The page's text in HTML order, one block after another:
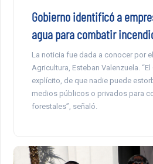
Gobierno identificó a
agua para combatir
La noticia fue dada a conocer por
Agricultura, Esteban Valenzuela.
explícito, de que nadie puede
medios públicos o privados para
forestales”, señaló.